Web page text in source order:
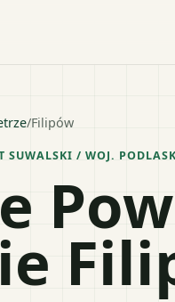
/Filipów
SUWALSKI / WOJ.